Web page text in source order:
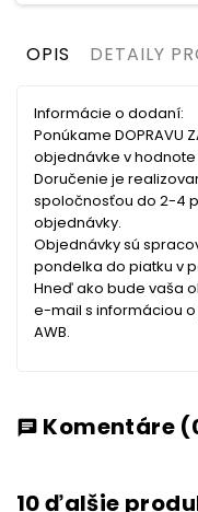
OPIS DETAILY
Informácie o dodaní:
Ponúkame DOPRAVU
objednávke v
Doručenie je
spoločnosťou do 2-4
objednávky.
Objednávky sú
pondelka do piatku v
Hneď ako bude vaša
e-mail s informáciou
AWB.
chat Komentáre
10 ďalšie